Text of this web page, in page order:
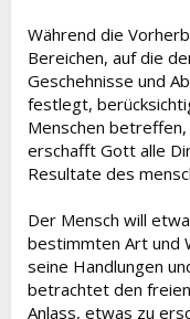
Während die
Bereichen, auf die
Geschehnisse und
festlegt,
Menschen
erschafft Gott alle
Resultate des
Der Mensch will
bestimmten Art und
seine Handlungen
betrachtet den
Anlass, etwas zu